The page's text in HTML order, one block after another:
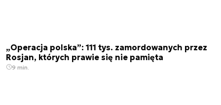
„Operacja polska”: 111 tys. zamordowanych przez
Rosjan, których prawie się nie pamięta
9 min.